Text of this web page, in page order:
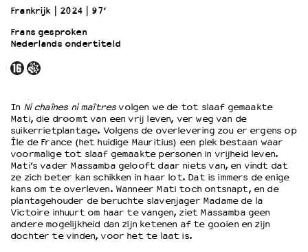
OVER LANTARENVENSTER
Werken bij
Word vriend
Historie
Partners
Huisregels
Privacyverklaring
Integriteits- en gedragscode
Duurzaamheid
Culturele boycot Israël
Ruimte voor artistieke vrijheid – VNPF
Frankrijk
2024
97’
Frans gesproken
Nederlands ondertiteld
In Ni chaînes ni maîtresvolgen we de tot slaaf gemaakte
Mati, die droomt van een vrij leven, ver weg van de
suikerrietplantage. Volgens de overlevering zou er ergens op
Île de France (het huidige Mauritius) een plek bestaan waar
voormalige tot slaaf gemaakte personen in vrijheid leven.
Mati’s vader Massamba gelooft daar niets van, en vindt dat
ze zich beter kan schikken in haar lot. Dat is immers de enige
kans om te overleven. Wanneer Mati toch ontsnapt, en de
plantagehouder de beruchte slavenjager Madame de la
Victoire inhuurt om haar te vangen, ziet Massamba geen
andere mogelijkheid dan zijn ketenen af te gooien en zijn
dochter te vinden, voor het te laat is.